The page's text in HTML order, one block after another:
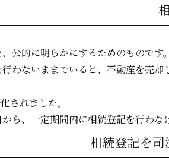
公的に明らかにするためのものです。
わないままでいると、不動産を売
されました。
ら、一定期間内に相続登記を行わな
相続登記を